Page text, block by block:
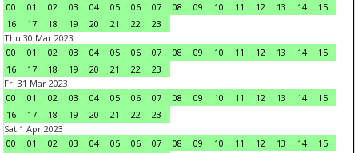
00
01 02 03 04 05 06 07 08 09 10 11 12 13 14
15
16
17 18 19 20 21 22
23
Thu 30 Mar 2023
00
01 02 03 04 05 06 07 08 09 10 11 12 13 14
15
16
17 18 19 20 21 22
23
Fri 31 Mar 2023
00
01 02 03 04 05 06 07 08 09 10 11 12 13 14
15
16
17 18 19 20 21 22
23
Sat 1 Apr 2023
00
01 02 03 04 05 06 07 08 09 10 11 12 13 14
15